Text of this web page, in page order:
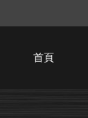
首頁